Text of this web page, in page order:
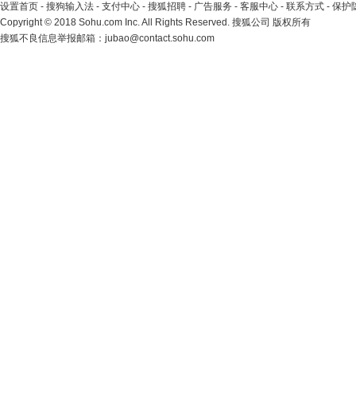
设置首页 - 搜狗输入法 - 支付中心 - 搜狐招聘 - 广告服务 - 客服中心 - 联系方式 - 保护
Copyright© 2018 Sohu.com Inc. All Rights Reserved. 搜狐公司 版权所有
搜狐不良信息举报邮箱： jubao@contact.sohu.com